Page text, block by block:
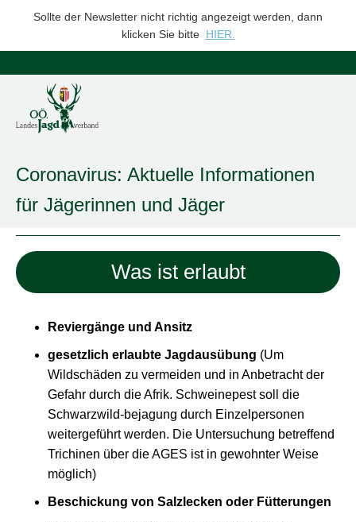
Sollte der Newsletter nicht richtig angezeigt werden, dann
klicken Sie bitte HIER.
Coronavirus: Aktuelle Informationen
für Jägerinnen und Jäger
Was ist erlaubt
Reviergänge und Ansitz
gesetzlich erlaubte Jagdausübung (Um
Wildschäden zu vermeiden und in Anbetracht der
Gefahr durch die Afrik. Schweinepest soll die
Schwarzwild-bejagung durch Einzelpersonen
weitergeführt werden. Die Untersuchung betreffend
Trichinen über die AGES ist in gewohnter Weise
möglich)
Beschickung von Salzlecken oder Fütterungen